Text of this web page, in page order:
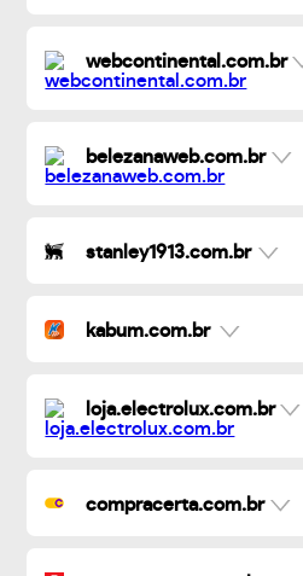
webcontinental.com.br
belezanaweb.com.br
stanley1913.com.br
kabum.com.br
loja.electrolux.com.br
compracerta.com.br